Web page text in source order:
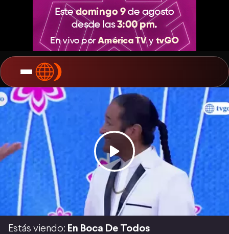
Estás viendo: En Boca De Todos